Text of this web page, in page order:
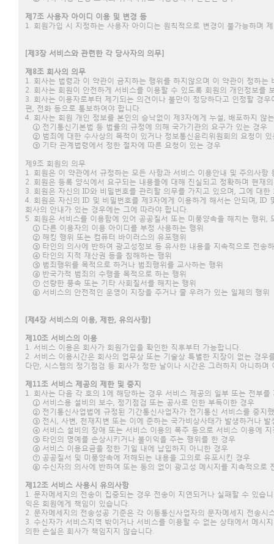
제7조 사용자 아이디 이용 및 변경 등
1. 회원가입 시 지정하는 사용자 아이디는 원칙적으로 변경이 불가능하며
[제3장 서비스와 관련한 각 당사자의 의무]
제8조 회사의 의무
1. 회사는 법령과 이 약관이 금지하는 행위를 하지않으며 이 약관이 정하
2. 회사는 회원이 안전하게 서비스를 이용할 수 있도록 회원의 개인정보를
3. 회사는 이용자로부터 제기되는 의견이나 불만이 정당하다고 인정할 경
편, 전화 등으로 통보하여야 합니다.
4. 회사는 회원 개인 정보를 본인의 승낙없이 제3자에게 누설, 배포하지
① 전기통신기본법 등 법률의 규정에 의해 국가기관의 요구가 있는 경우
② 범죄에 대한 수사상의 목적이 있거나 정보통신윤리위원회의 요청이 있
③ 기타 관계법령에서 정한 절차에 따른 요청이 있는 경우
제9조 회원의 의무
1. 회원은 이 약관에서 규정하는 모든 사항과 서비스 이용안내 및 주의사항
2. 회원은 등록 양식에서 요구되는 내용들에 대해 진실되고 정확하며 현재
3. 회원은 자신의 ID와 비밀번호를 관리할 의무를 가지고 있으며, 그에 대
4. 회원은 자신의 ID 및 비밀번호를 제3자에게 이용하게 해서는 안되며,
회사의 안내가 있는 경우에는 그에 따라야 합니다.
5. 회원은 서비스를 이용함에 있어 공공질서 또는 미풍양속을 해치는 행위
① 다른 이용자의 이용 아이디를 부정 사용하는 행위
② 해킹 행위 또는 컴퓨터 바이러스의 유포행위
③ 타인의 의사에 반하여 광고성정보 등 유사한 내용을 지속적으로 전송
④ 타인의 지적 재산권 등을 침해하는 행위
⑤ 범죄행위를 목적으로 하거나 범죄행위를 교사하는 행위
⑥ 반국가적 범죄의 수행을 목적으로 하는 행위
⑦ 선량한 풍속 또는 기타 사회질서를 해치는 행위
⑧ 서비스의 안전적인 운영이 지장을 주거나 줄 우려가 있는 일체의 행위
[제4장 서비스의 이용, 제한, 유의사항]
제10조 서비스의 이용
1. 서비스 이용은 회사가 회원가입을 확인한 직후부터 가능합니다.
2. 서비스 이용시간은 회사의 업무상 또는 기술상 특별한 지장이 없는 경
다만, 시스템의 정기점검 등 회사가 정한 날이나 시간은 그러하지 아니하
제11조 서비스 제공의 제한 및 중지
1. 회사는 다음 각 호의 1에 해당하는 경우 서비스 제공의 일부 또는 전부를
① 서비스용 설비의 보수, 정기점검 또는 공사로 인한 부득이한 경우
② 전기통신사업법에 규정된 기간통신사업자가 전기통신 서비스를 중지
③ 전시, 사변, 천재지변 또는 이에 준하는 국가비상사태가 발생하거나 발
④ 서비스 설비의 장애 또는 서비스 이용의 폭주 등으로 서비스 이용에 지
⑤ 타인의 명예를 손상시키거나 불이익을 주는 행위를 한 경우
⑥ 서비스 이용요금을 정한 기일 내에 납입하지 아니한 경우
⑦ 공공질서 및 미풍양속에 저해되는 내용을 고의로 유포시킨 경우
⑧ 수신자의 의사에 반하여 또는 동의 없이 광고성 메시지를 지속적으로
제12조 서비스 사용시 유의사항
1. 문자메세지의 전송이 집중되는 경우 전송이 지연되거나 실패할 수 있습
익은 회원에게 책임이 있습니다.
2. 문자메세지의 전송성공 기준은 각 이동통신사업자의 문자메세지 전송시
3. 수신자가 서비스지역 밖이거나 서비스를 이용할 수 없는 상태에서 메시
의한 손실은 회사가 책임지지 않습니다.